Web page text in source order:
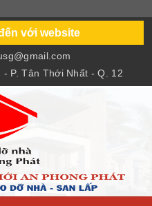
với website
P. Tân Thới Nhất - Q. 12